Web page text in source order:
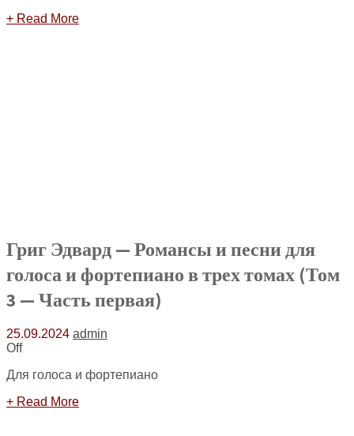
+ Read More
Григ Эдвард — Романсы и песни для
голоса и фортепиано в трех томах (Том
3 — Часть первая)
25.09.2024 admin
Off
Для голоса и фортепиано
+ Read More